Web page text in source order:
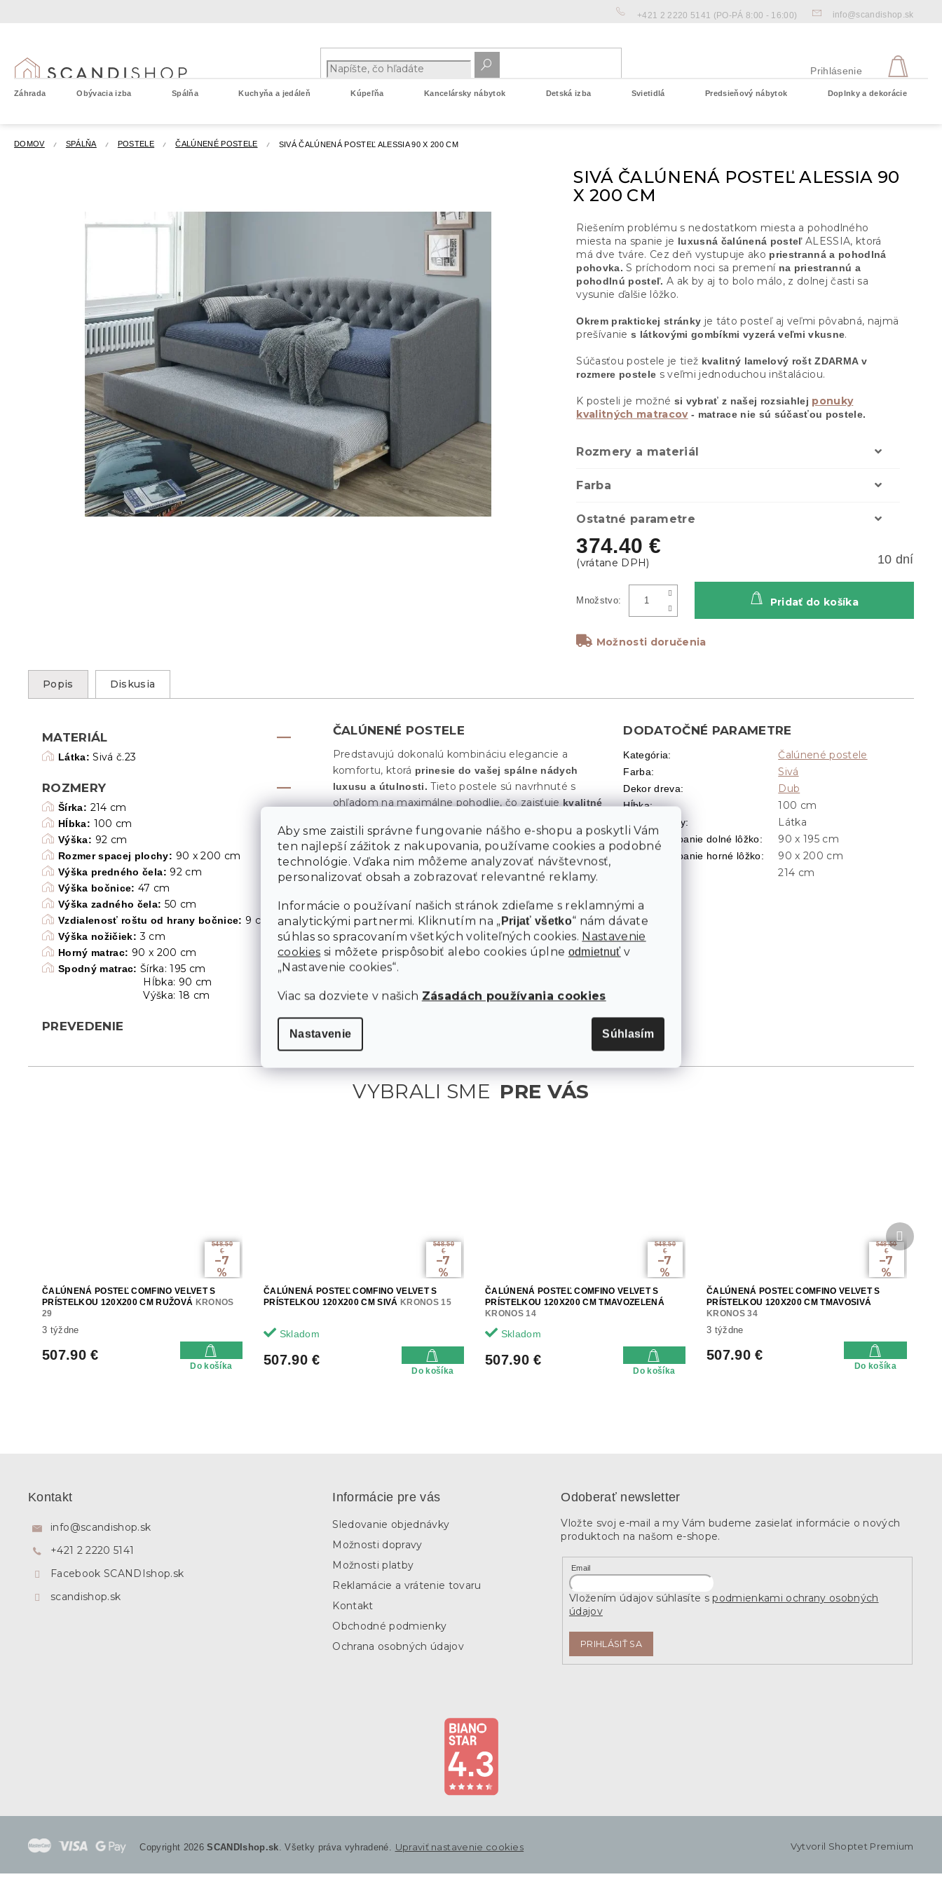
Aby sme zaistili správne fungovanie nášho e-shopu a poskytli Vám
ten najlepší zážitok z nakupovania, používame cookies a podobné
technológie. Vďaka nim môžeme analyzovať návštevnosť,
personalizovať obsah a zobrazovať relevantné reklamy.
Informácie o používaní našich stránok zdieľame s reklamnými a
analytickými partnermi. Kliknutím na „Prijať všetko“ nám dávate
súhlas so spracovaním všetkých voliteľných cookies. Nastavenie
cookies si môžete prispôsobiť alebo cookies úplne odmietnuť v
„Nastavenie cookies“.
Viac sa dozviete v našich Zásadách používania cookies
Nastavenie Súhlasím
+421 2 2220 5141 (PO-PÁ 8:00 - 16:00) info@scandishop.sk
Prihlásenie
Záhrada Obývacia izba Spálňa Kuchyňa a jedáleň Kúpeľňa Kancelársky nábytok Detská izba Svietidlá Predsieňový nábytok Doplnky a dekorácie
DOMOV SPÁLŇA POSTELE ČALÚNENÉ POSTELE SIVÁ ČALÚNENÁ POSTEĽ ALESSIA 90 X 200 CM
SIVÁ ČALÚNENÁ POSTEĽ ALESSIA 90
X 200 CM
374.40 €
10 dní
Možnosti doručenia
Pridať do košíka
Riešením problému s nedostatkom miesta a pohodlného
miesta na spanie je luxusná čalúnená posteľALESSIA, ktorá
má dve tváre. Cez deň vystupuje ako priestranná a pohodlná
pohovka. S príchodom noci sa premení na priestrannú a
pohodlnú posteľ. A ak by aj to bolo málo, z dolnej časti sa
vysunie ďalšie lôžko.
Okrem praktickej stránky je táto posteľ aj veľmi pôvabná, najmä
prešívanies látkovými gombíkmi vyzerá veľmi vkusne.
Súčasťou postele je tiež kvalitný lamelový rošt ZDARMA v
rozmere postele s veľmi jednoduchou inštaláciou.
K posteli je možné si vybrať z našej rozsiahlej ponuky
kvalitných matracov- matrace nie sú súčasťou postele.
Rozmery a materiál
Farba
Ostatné parametre
548.50
€
–7
%
ČALÚNENÁ POSTEĽ COMFINO VELVET S
PRÍSTELKOU 120X200 CM RUŽOVÁ KRONOS
29
3 týždne
507.90 €
Do košíka
548.50
€
–7
%
ČALÚNENÁ POSTEĽ COMFINO VELVET S
PRÍSTELKOU 120X200 CM SIVÁ KRONOS 15
Skladom
507.90 €
Do košíka
548.50
€
–7
%
ČALÚNENÁ POSTEĽ COMFINO VELVET S
PRÍSTELKOU 120X200 CM TMAVOZELENÁ
KRONOS 14
Skladom
507.90 €
Do košíka
548.50
€
–7
%
ČALÚNENÁ POSTEĽ COMFINO VELVET S
PRÍSTELKOU 120X200 CM TMAVOSIVÁ
KRONOS 34
3 týždne
507.90 €
Do košíka
Ďalší
produkt
Popis Diskusia
MATERIÁL
Látka: Sivá č.23
ROZMERY
Šírka: 214 cm
Hĺbka: 100 cm
Výška: 92 cm
Rozmer spacej plochy: 90 x 200 cm
Výška predného čela: 92 cm
Výška bočnice: 47 cm
Výška zadného čela: 50 cm
Vzdialenosť roštu od hrany bočnice: 9 cm
Výška nožičiek:3 cm
Horný matrac: 90 x 200 cm
Spodný matrac: Šírka: 195 cm
Hĺbka: 90 cm
Výška: 18 cm
PREVEDENIE
ČALÚNENÉ POSTELE
Predstavujú dokonalú kombináciu elegancie a
komfortu, ktorá prinesie do vašej spálne nádych
luxusu a útulnosti. Tieto postele sú navrhnuté s
ohľadom na maximálne pohodlie, čo zaisťujekvalitné
dotyk. Čalúnené postele sa hodia do akéhokoľvek
interiéru vďaka svojej všestrannosti a širokej škále
farebných vyhotovení. Tieto postele častoobsahujú
praktické úložné priestory, čo oceníte najmä v
menších bytoch, kde je každý centimeter dôležitý.
Ľahko sa kombinujú s rôznymi štýlmi spální, či už
preferujete moderný, škandinávsky alebo klasický
dizajn. Stačí pridať niekoľkodekoratívnych vankúšikov
aleboprehozov
dni.
DODATOČNÉ PARAMETRE
Kategória: Čalúnené postele
Farba: Sivá
Dekor dreva: Dub
Hĺbka: 100 cm
Materiál látky: Látka
Plocha na spanie dolné lôžko: 90 x 195 cm
Plocha na spanie horné lôžko: 90 x 200 cm
214 cm
Kontakt
info@scandishop.sk
+421 2 2220 5141
Facebook SCANDIshop.sk
scandishop.sk
Informácie pre vás
Sledovanie objednávky
Možnosti dopravy
Možnosti platby
Reklamácie a vrátenie tovaru
Kontakt
Obchodné podmienky
Ochrana osobných údajov
Odoberať newsletter
Vložte svoj e-mail a my Vám budeme zasielať informácie o nových
produktoch na našom e-shope.
Email
Vložením údajov súhlasíte spodmienkami ochrany osobných
údajov
PRIHLÁSIŤ SA
Vytvoril Shoptet Premium
Copyright 2026SCANDIshop.sk . Všetky práva vyhradené. Upraviť nastavenie cookies